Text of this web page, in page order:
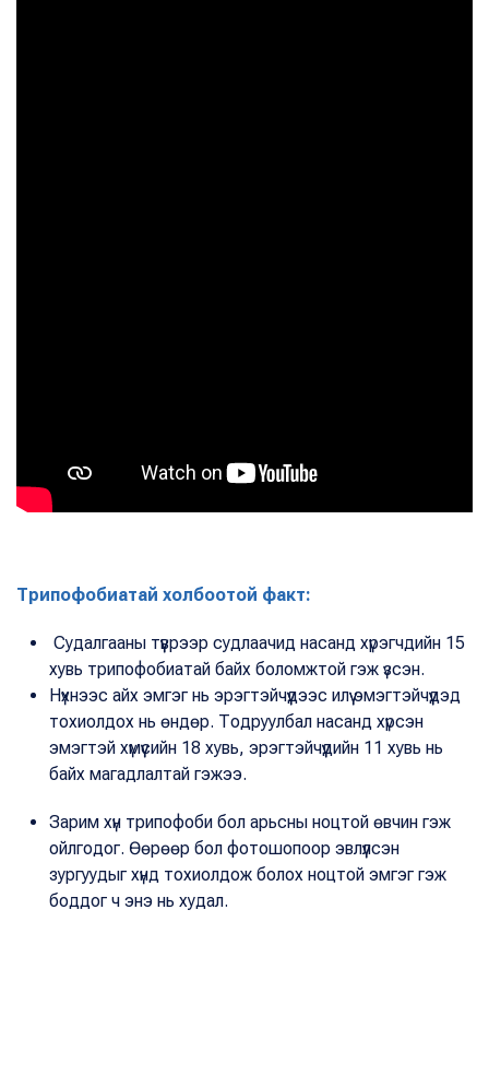
Трипофобиатай холбоотой факт:
Судалгааны түүврээр судлаачид насанд хүрэгчдийн 15
хувь трипофобиатай байх боломжтой гэж үзсэн.
Нүхнээс айх эмгэг нь эрэгтэйчүүдээс илүү эмэгтэйчүүдэд
тохиолдох нь өндөр. Тодруулбал насанд хүрсэн
эмэгтэй хүмүүсийн 18 хувь, эрэгтэйчүүдийн 11 хувь нь
байх магадлалтай гэжээ.
Зарим хүн трипофоби бол арьсны ноцтой өвчин гэж
ойлгодог. Өөрөөр бол фотошопоор эвлүүлсэн
зургуудыг хүнд тохиолдож болох ноцтой эмгэг гэж
боддог ч энэ нь худал.